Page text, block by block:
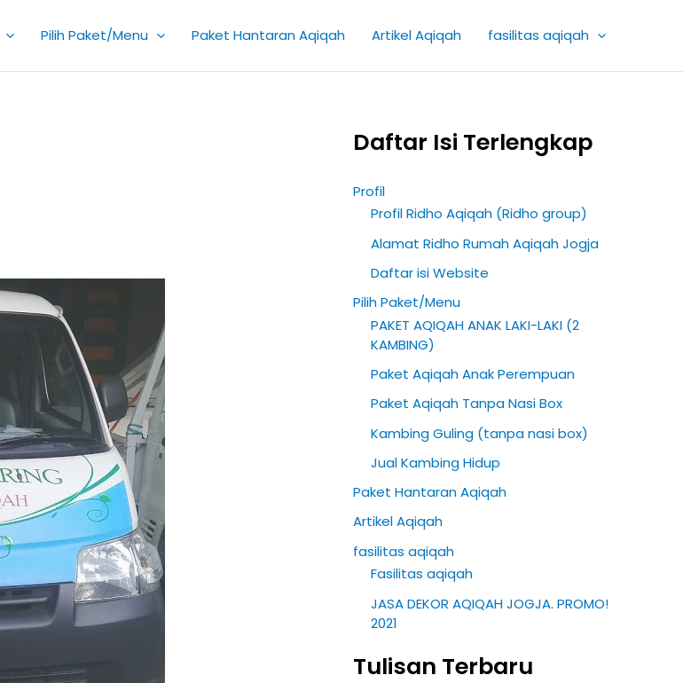
Pilih Paket/Menu Paket Hantaran Aqiqah Artikel Aqiqah fasilitas aqiqah
Daftar Isi Terlengkap
Profil
Profil Ridho Aqiqah (Ridho group)
Alamat Ridho Rumah Aqiqah Jogja
Daftar isi Website
Pilih Paket/Menu
PAKET AQIQAH ANAK LAKI-LAKI (2
KAMBING)
Paket Aqiqah Anak Perempuan
Paket Aqiqah Tanpa Nasi Box
Kambing Guling (tanpa nasi box)
Jual Kambing Hidup
Paket Hantaran Aqiqah
Artikel Aqiqah
fasilitas aqiqah
Fasilitas aqiqah
JASA DEKOR AQIQAH JOGJA. PROMO!
2021
Tulisan Terbaru
o
i
i